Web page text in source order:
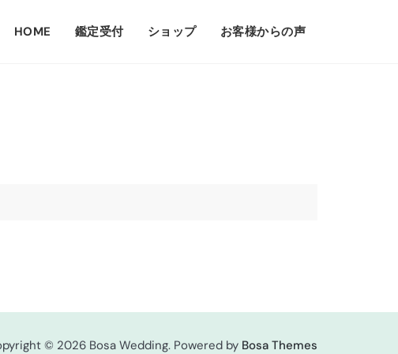
HOME 鑑定受付 ショップ お客様からの声
© 2026 Bosa Wedding. Powered by Bosa Themes